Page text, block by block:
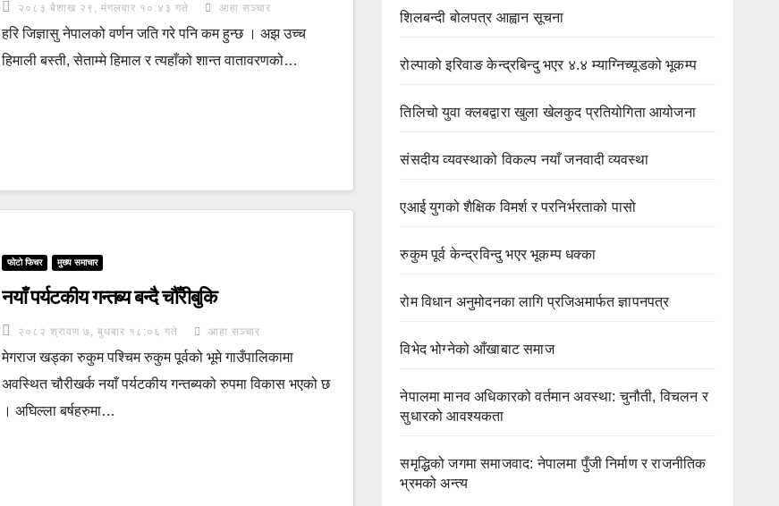
२०८३ बैशाख २९, मंगलवार १०:४३ गते आहा सञ्चार
हरि जिज्ञासु नेपालको वर्णन जति गरे पनि कम हुन्छ । अझ उच्च
हिमाली बस्ती, सेताम्मे हिमाल र त्यहाँको शान्त वातावरणको…
फोटो फिचर मुख्य समाचार
नयाँ पर्यटकीय गन्तब्य बन्दै चौँरीबुकि
२०८२ श्रावण ७, बुधबार १८:०६ गते आहा सञ्चार
मेगराज खड्का रुकुम पश्चिम रुकुम पूर्वको भूमे गाउँपालिकामा
अवस्थित चौरीखर्क नयाँ पर्यटकीय गन्तब्यको रुपमा विकास भएको छ
। अघिल्ला बर्षहरुमा…
शिलबन्दी बोलपत्र आह्वान सूचना
रोल्पाको इरिवाङ केन्द्रबिन्दु भएर ४.४ म्याग्निच्यूडको भूकम्प
तिलिचो युवा क्लबद्वारा खुला खेलकुद प्रतियोगिता आयोजना
संसदीय व्यवस्थाको विकल्प नयाँ जनवादी व्यवस्था
एआई युगको शैक्षिक विमर्श र परनिर्भरताको पासो
रुकुम पूर्व केन्द्रविन्दु भएर भूकम्प धक्का
रोम विधान अनुमोदनका लागि प्रजिअमार्फत ज्ञापनपत्र
विभेद भोग्नेको आँखाबाट समाज
नेपालमा मानव अधिकारको वर्तमान अवस्था: चुनौती, विचलन र
सुधारको आवश्यकता
समृद्धिको जगमा समाजवाद: नेपालमा पुँजी निर्माण र राजनीतिक
भ्रमको अन्त्य